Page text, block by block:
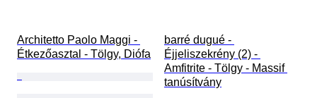
Architetto Paolo Maggi -
Étkezőasztal - Tölgy, Diófa
barré dugué -
Éjjeliszekrény (2) -
Amfitrite - Tölgy - Massif
tanúsítvány